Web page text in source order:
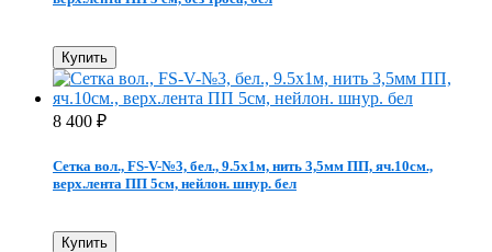
Купить
8 400 ₽
Сетка вол., FS-V-№3, бел., 9.5х1м, нить 3,5мм ПП, яч.10см.,
верх.лента ПП 5см, нейлон. шнур. бел
Купить